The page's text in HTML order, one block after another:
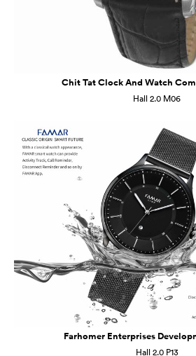
Chit Tat Clock And Watch
Hall 2.0 M06
Farhomer Enterprises
Hall 2.0 P13